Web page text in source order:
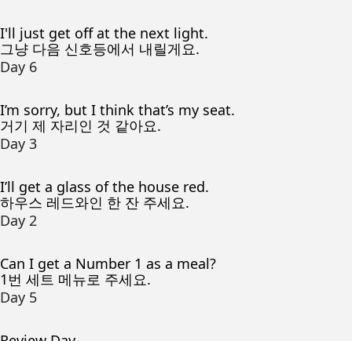
I'll just get off at the next light.
그냥 다음 신호등에서 내릴게요.
Day 6
I’m sorry, but I think that’s my seat.
거기 제 자리인 것 같아요.
Day 3
I’ll get a glass of the house red.
하우스 레드와인 한 잔 주세요.
Day 2
Can I get a Number 1 as a meal?
1번 세트 메뉴로 주세요.
Day 5